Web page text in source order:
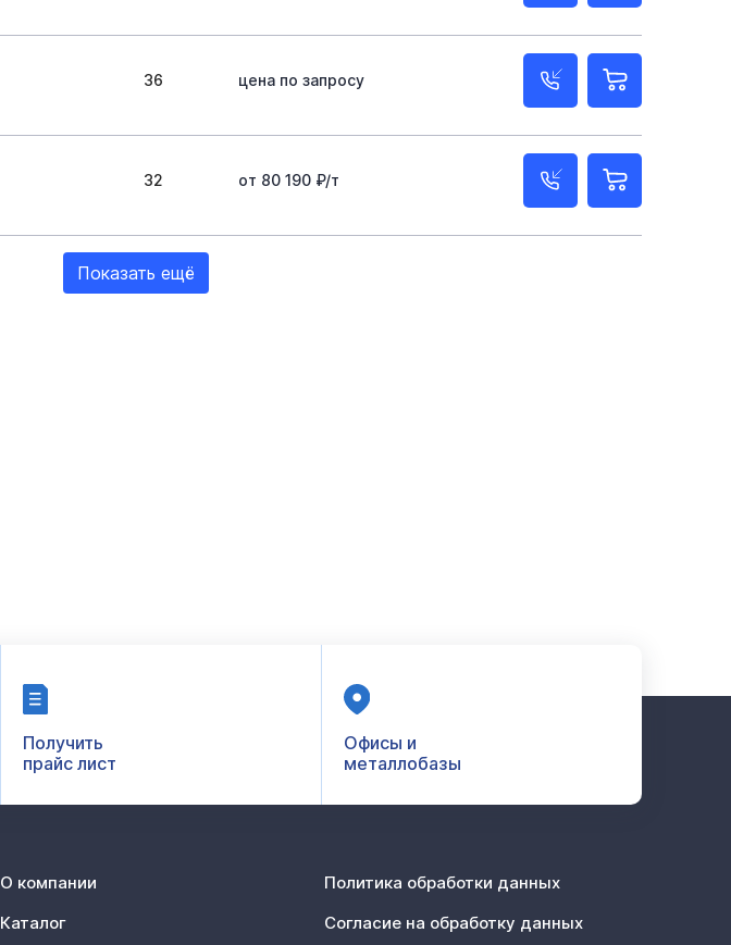
36 цена по запросу
32 от 80 190 ₽/т
Показать ещё
Получить
прайс лист
Офисы и
металлобазы
О компании
Каталог
Политика обработки данных
Согласие на обработку данных